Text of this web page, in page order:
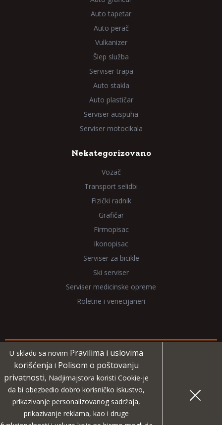
Auto tapetar
Auto perač
Vulkanizer
Šlep služba
Serviser trapa
Auto stakla
Auto plastičar
Serviser auspuha
Serviser motocikala
Nekategorizovano
Vozač
Transport selidbi
Fizički radnik
Grafičar
Firmopisac
Ikonopisac
Serviser za bicikle
Ski serviser
Serviser medicinske opreme
Roletne i venecijaneri
Copyright 2026 NadjiMajstora.rs
Informacije i grafički elementi su vlasništvo veb sajta
NadjiMajstora
Projekat digitalne agencije
U skladu sa novim Pravilima i uslovima
korišćenja i Polisom o poštovanju
privatnosti, Nadjimajstora koristi Cookie-je
da bi obezbedio dobro korisničko iskustvo,
prikazivanje personalizovanog sadržaja,
prikazivanje reklama, kao i druge